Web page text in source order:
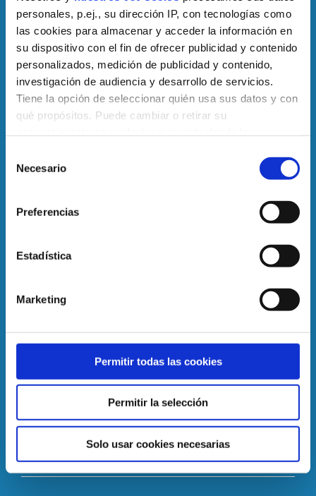
personales, p.ej., su dirección IP, con tecnologías como
las cookies para almacenar y acceder la información en
su dispositivo con el fin de ofrecer publicidad y contenido
personalizados, medición de publicidad y contenido,
investigación de audiencia y desarrollo de servicios.
Tiene la opción de seleccionar quién usa sus datos y con
qué propósitos. Puede cambiar o retirar su
consentimiento.
Obtenga más información sobre cómo se procesan sus
datos personales y establezca sus preferencias en la
consentimiento en cualquier momento en la Declaración
Las cookies de este sitio web se usan para personalizar
sociales y analizar el tráfico. Además, compartimos
nuestros partners de redes sociales, publicidad y análisis
web, quienes pueden combinarla con otra información
que les haya proporcionado o que hayan recopilado a
partir del uso que haya hecho de sus servicios.
Necesario
Preferencias
Estadística
Marketing
Permitir todas las cookies
Permitir la selección
Solo usar cookies necesarias
Plataforma gestión proyectos
Descarga de documentos
Datos de facturación
Soporte técnico
TRANSPARENCIA
Mapa de procesos de la FGUPM
Acuerdos de Encargo UPM a FGUPM
Plan de medidas antifraude de la FGUPM
Período pago mensual